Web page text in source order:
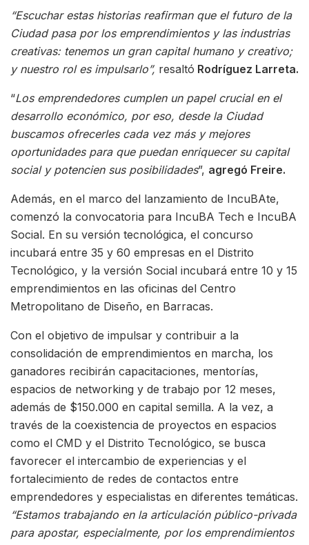
“Escuchar estas historias reafirman que el futuro de la
Ciudad pasa por los emprendimientos y las industrias
creativas: tenemos un gran capital humano y creativo;
y nuestro rol es impulsarlo”, resaltó Rodríguez Larreta.
“Los emprendedores cumplen un papel crucial en el
desarrollo económico, por eso, desde la Ciudad
buscamos ofrecerles cada vez más y mejores
oportunidades para que puedan enriquecer su capital
social y potencien sus posibilidades”, agregó Freire.
Además, en el marco del lanzamiento de IncuBAte,
comenzó la convocatoria para IncuBA Tech e IncuBA
Social. En su versión tecnológica, el concurso
incubará entre 35 y 60 empresas en el Distrito
Tecnológico, y la versión Social incubará entre 10 y 15
emprendimientos en las oficinas del Centro
Metropolitano de Diseño, en Barracas.
Con el objetivo de impulsar y contribuir a la
consolidación de emprendimientos en marcha, los
ganadores recibirán capacitaciones, mentorías,
espacios de networking y de trabajo por 12 meses,
además de $150.000 en capital semilla. A la vez, a
través de la coexistencia de proyectos en espacios
como el CMD y el Distrito Tecnológico, se busca
favorecer el intercambio de experiencias y el
fortalecimiento de redes de contactos entre
emprendedores y especialistas en diferentes temáticas.
“Estamos trabajando en la articulación público-privada
para apostar, especialmente, por los emprendimientos